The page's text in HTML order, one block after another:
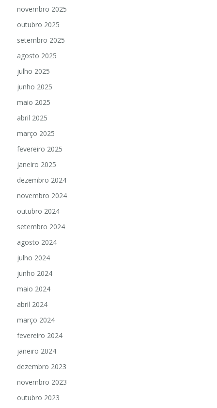
novembro 2025
outubro 2025
setembro 2025
agosto 2025
julho 2025
junho 2025
maio 2025
abril 2025
março 2025
fevereiro 2025
janeiro 2025
dezembro 2024
novembro 2024
outubro 2024
setembro 2024
agosto 2024
julho 2024
junho 2024
maio 2024
abril 2024
março 2024
fevereiro 2024
janeiro 2024
dezembro 2023
novembro 2023
outubro 2023